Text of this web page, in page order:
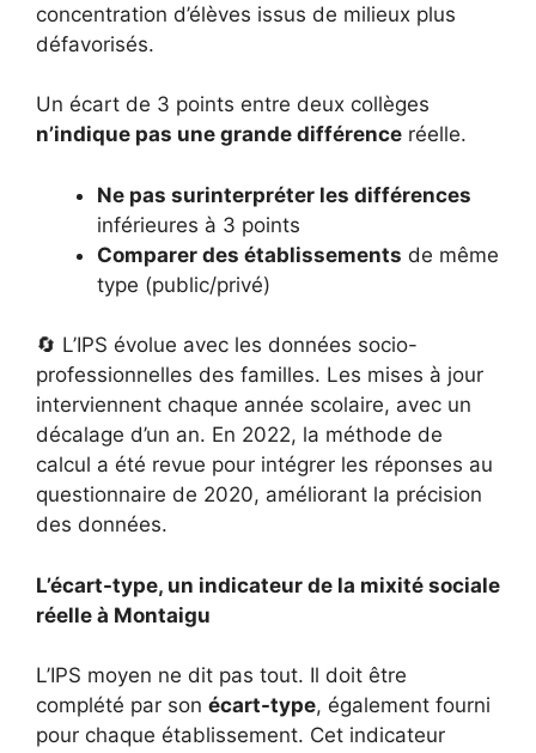
concentration d’élèves issus de milieux plus
défavorisés.
Un écart de 3 points entre deux collèges
n’indique pas une grande différence réelle.
Ne pas surinterpréter les différences
inférieures à 3 points
Comparer des établissements de même
type (public/privé)
🔄 L’IPS évolue avec les données socio-
professionnelles des familles. Les mises à jour
interviennent chaque année scolaire, avec un
décalage d’un an. En 2022, la méthode de
calcul a été revue pour intégrer les réponses au
questionnaire de 2020, améliorant la précision
des données.
L’écart-type, un indicateur de la mixité sociale
réelle à Montaigu
L’IPS moyen ne dit pas tout. Il doit être
complété par son écart-type, également fourni
pour chaque établissement. Cet indicateur